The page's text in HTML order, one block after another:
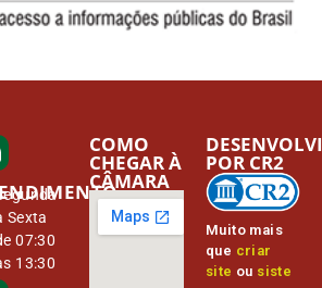
Sexta
07:30
13:30
COMO
CHEGAR À
CÂMARA
Muito mais
que criar
site ou siste
POR CR2